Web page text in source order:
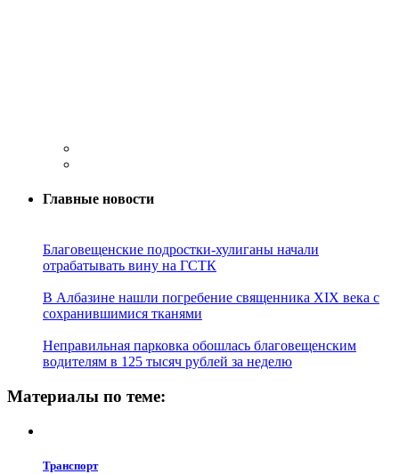
Главные новости
Благовещенские подростки-хулиганы начали
отрабатывать вину на ГСТК
В Албазине нашли погребение священника XIX века с
сохранившимися тканями
Неправильная парковка обошлась благовещенским
водителям в 125 тысяч рублей за неделю
Материалы по теме:
Транспорт